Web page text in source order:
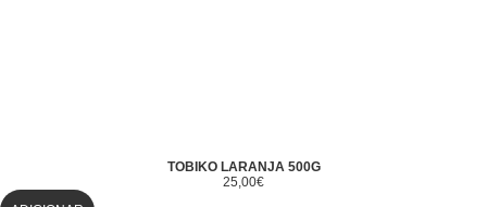
TOBIKO LARANJA 500G
25,00€